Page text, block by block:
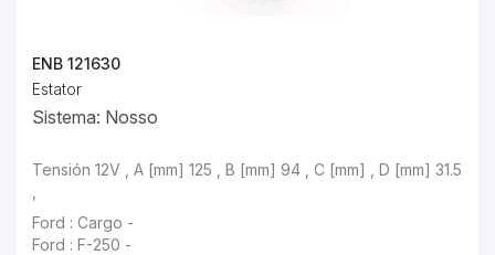
ENB 121630
Estator
Sistema: Nosso
Tensión 12V , A [mm] 125 , B [mm] 94 , C [mm] , D [mm] 31.5
Ford : Cargo -
Ford : F-250 -